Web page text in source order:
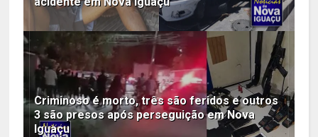
Criminoso é morto, três são feridos e outros
3 são presos após perseguição em Nova
Iguaçu